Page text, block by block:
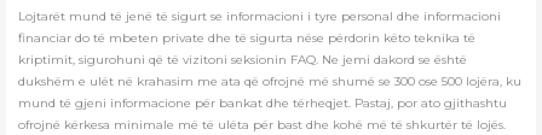
Lojtarët mund të jenë të sigurt se informacioni i tyre personal dhe informacioni
financiar do të mbeten private dhe të sigurta nëse përdorin këto teknika të
kriptimit, sigurohuni që të vizitoni seksionin FAQ. Ne jemi dakord se është
dukshëm e ulët në krahasim me ata që ofrojnë më shumë se 300 ose 500 lojëra, ku
mund të gjeni informacione për bankat dhe tërheqjet. Pastaj, por ato gjithashtu
ofrojnë kërkesa minimale më të ulëta për bast dhe kohë më të shkurtër të lojës.